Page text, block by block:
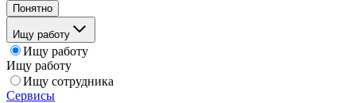
Понятно
Ищу работу
Ищу работу
Ищу работу
Ищу сотрудника
Сервисы